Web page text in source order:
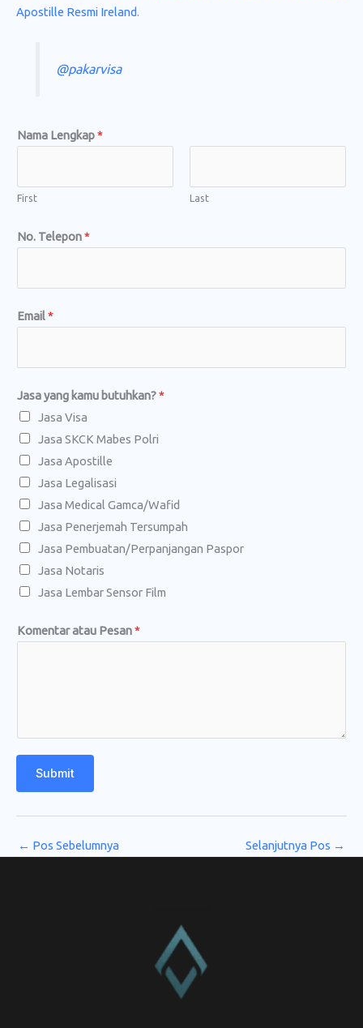
Apostille Resmi Ireland.
@pakarvisa
Nama Lengkap*
First Last
No. Telepon*
e
k
a
p
J
a
s
a
P
e
s
n
Email*
Jasa yang kamu butuhkan?*
Jasa Visa
Jasa SKCK Mabes Polri
Jasa Apostille
Jasa Legalisasi
Jasa Medical Gamca/Wafid
Jasa Penerjemah Tersumpah
Jasa Pembuatan/Perpanjangan Paspor
Jasa Notaris
Jasa Lembar Sensor Film
Komentar atau Pesan*
Submit
← Pos Sebelumnya Selanjutnya Pos →